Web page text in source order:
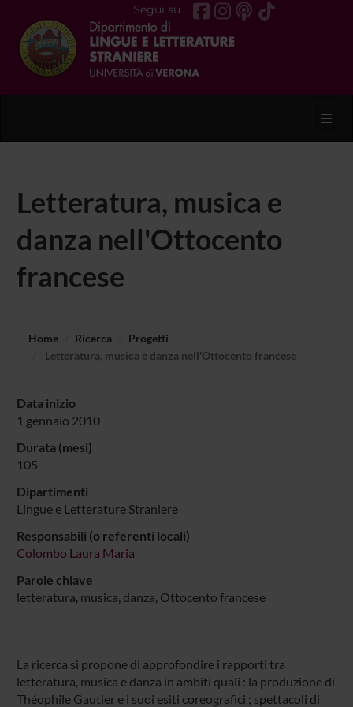
Segui su
Letteratura, musica e
danza nell'Ottocento
francese
Home Ricerca
Progetti
Letteratura, musica e danza nell'Ottocento francese
Data inizio
1 gennaio 2010
Durata (mesi)
105
Dipartimenti
Lingue e Letterature Straniere
Responsabili (o referenti locali)
Colombo Laura Maria
Parole chiave
letteratura, musica, danza, Ottocento francese
La ricerca si propone di approfondire i rapporti tra
letteratura, musica e danza in ambiti quali : la produzione di
Théophile Gautier e i suoi esiti coreografici ; spettacoli di